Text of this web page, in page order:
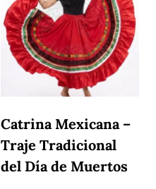
Catrina Mexicana –
Traje Tradicional
del Día de Muertos